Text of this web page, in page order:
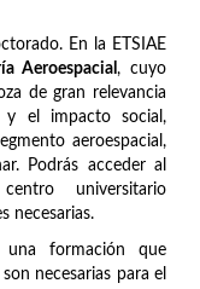
En la ETSIAE
Aeroespacial, cuyo
de gran relevancia
y el impacto social,
aeroespacial,
Podrás acceder al
universitario
necesarias.
una formación que
necesarias para el